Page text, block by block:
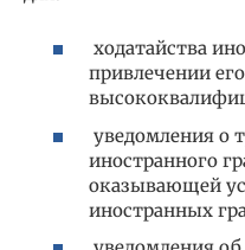
ходатайства
привлечении
уведомления о
иностранного
оказывающей
иностранных